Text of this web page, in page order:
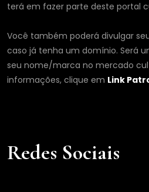
terá em fazer parte deste portal
Você também poderá divulgar
caso já tenha um domínio. Será
seu nome/marca no mercado
informações, clique em Link
Redes Sociais